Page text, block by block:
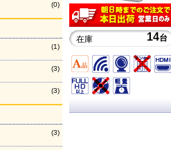
(0)
(1)
(3)
(3)
(3)
在庫 14台